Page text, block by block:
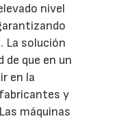
nivel
La solución
de que en un
en la
y
máquinas